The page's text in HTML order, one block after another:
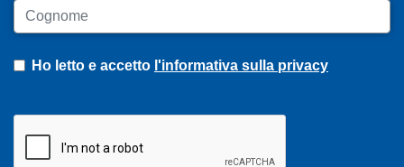
Cognome
Ho letto e accetto l'informativa sulla privacy